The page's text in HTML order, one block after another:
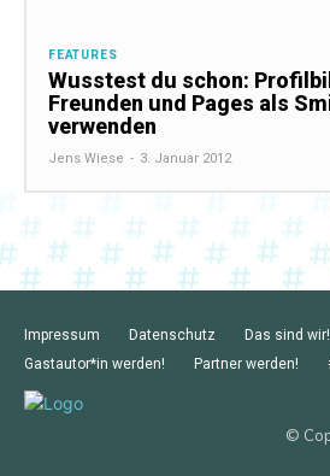
FEATURES
Wusstest du schon:
Freunden und Pages als
verwenden
Jens Wiese - 3. Januar 2012
Impressum Datenschutz
Das sind wir!
Gastautor*in werden!
Partner werden!
©